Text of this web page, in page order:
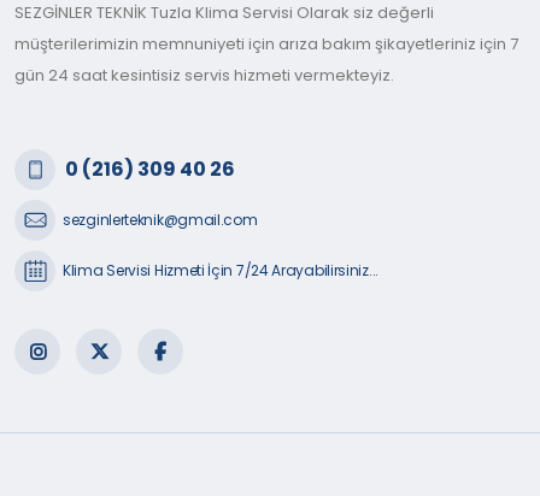
SEZGİNLER TEKNİK Tuzla Klima Servisi Olarak siz değerli
müşterilerimizin memnuniyeti için arıza bakım şikayetleriniz için 7
gün 24 saat kesintisiz servis hizmeti vermekteyiz.
0 (216) 309 40 26
sezginlerteknik@gmail.com
Klima Servisi Hizmeti İçin 7/24 Arayabilirsiniz...